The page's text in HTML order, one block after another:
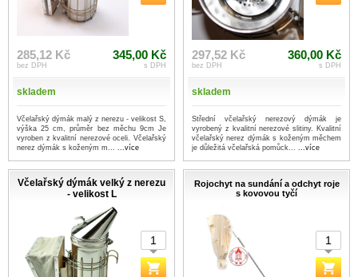
285,12 Kč
bez DPH
345,00 Kč
s DPH
skladem
Včelařský dýmák malý z nerezu - velikost S,
výška 25 cm, průměr bez měchu 9cm Je
vyroben z kvalitní nerezové oceli. Včelařský
nerez dýmák s koženým m... ...více
297,52 Kč
bez DPH
360,00 Kč
s DPH
skladem
Střední včelařský nerezový dýmák je
vyrobený z kvalitní nerezové slitiny. Kvalitní
včelařský nerez dýmák s koženým měchem
je důležitá včelařská pomůck... ...více
Včelařský dýmák velký z nerezu
- velikost L
Rojochyt na sundání a odchyt roje
s kovovou tyčí